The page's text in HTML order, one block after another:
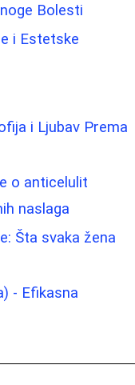
Bolesti
i Estetske
i Ljubav Prema
o anticelulit
naslaga
Šta svaka žena
- Efikasna